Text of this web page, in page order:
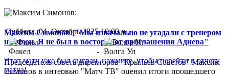
Максим Симонов: "Мы изначально не угадали с тренером
на сезон. Я не был в восторге от приглашения Адиева"
Председатель совета директоров "Крыльев Советов" Максим
Симонов в интервью "Матч ТВ" оценил итоги прошедшего
Суббота, 04. Октябрь 2025 10:00 ч
Факел - Волга Ул
Этот матч уже был сыгран, нажмите, чтобы перейти к отчету
матча!